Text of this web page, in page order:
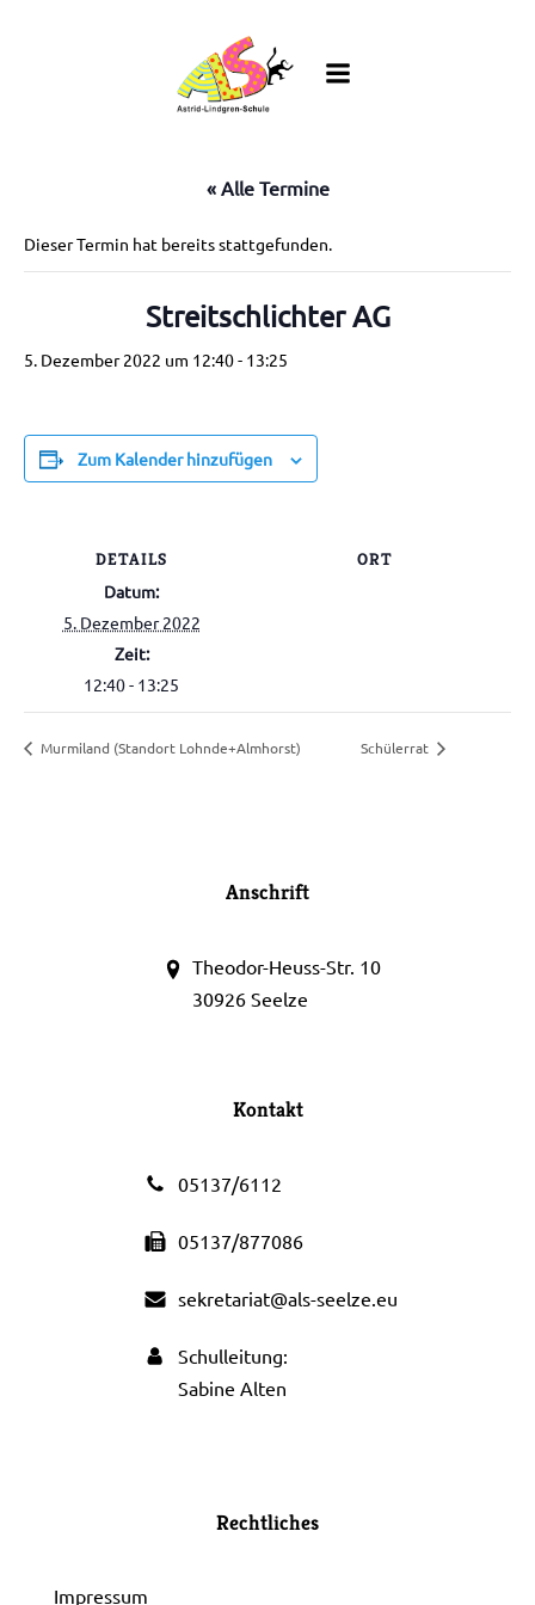
springen
« Alle Termine
Dieser Termin hat bereits stattgefunden.
Streitschlichter AG
5. Dezember 2022 um 12:40- 13:25
Zum Kalender hinzufügen
DETAILS
Datum:
5. Dezember 2022
Zeit:
12:40 - 13:25
ORT
Murmiland (Standort Lohnde+Almhorst) Schülerrat
Anschrift
Theodor-Heuss-Str. 10
30926 Seelze
Kontakt
05137/6112
05137/877086
sekretariat@als-seelze.eu
Schulleitung:
Sabine Alten
Rechtliches
Impressum